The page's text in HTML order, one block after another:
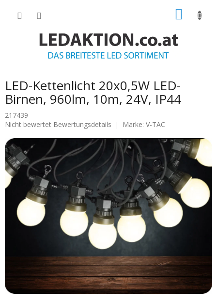
LED-Kettenlicht 20x0,5W LED-
Birnen, 960lm, 10m, 24V, IP44
217439
Die
Produktbewertung
ist
0.0
von
Sternen.
Nicht bewertet Bewertungsdetails Marke: V-TAC